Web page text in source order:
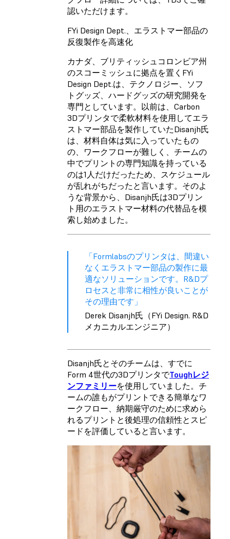
認いただけます。
FYi Design Dept.、エラストマー部品の
反復製作を高速化
カナダ、ブリティッシュコロンビア州
のスコーミッシュに拠点を置くFYi
Design Dept.は、テクノロジー、ソフ
トグッズ、ハードグッズの研究開発を
専門としています。以前は、Carbon
3Dプリンタで柔軟材料を使用してエラ
ストマー部品を製作していたDisanjh氏
は、材料自体は気に入っていたもの
の、ワークフローが難しく、チームの
中でプリントの専門知識を持っている
のは1人だけだったため、スケジュール
が乱れがちだったと言います。そのよ
うな背景から、Disanjh氏は3Dプリン
ト用のエラストマー材料の代替品を模
索し始めました。
「Formlabsのプリンタは、間違い
なくエラストマー部品の製作に最
適なソリューションです。R&Dプ
ロセスと非常に相性が良いことが
その理由です」
Derek Disanjh氏（FYi Design. R&D
メカニカルエンジニア）
Disanjh氏とそのチームは、すでに
Form 4世代の3DプリンタでToughレジ
ンファミリーを使用していました。チ
ームの誰もがプリントできる簡単なワ
ークフロー、納期厳守のために求めら
れるプリントと後処理の信頼性とスピ
ードを評価していると言います。